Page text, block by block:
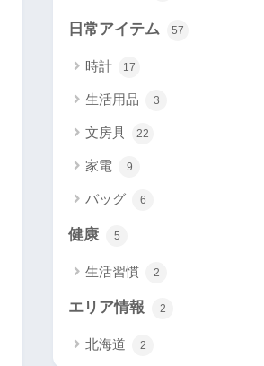
日常アイテム 57
時計 17
生活用品 3
文房具 22
家電 9
バッグ 6
健康 5
生活習慣 2
エリア情報 2
北海道 2